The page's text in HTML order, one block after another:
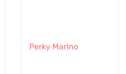
Perky Marino